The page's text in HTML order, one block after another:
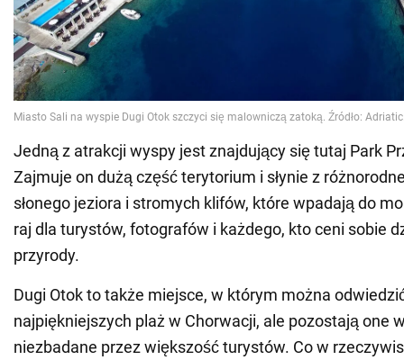
Jedną z atrakcji wyspy jest znajdujący się tutaj Park
Zajmuje on dużą część terytorium i słynie z
słonego jeziora i stromych klifów, które wpadają do
raj dla turystów, fotografów i każdego, kto ceni sobie
przyrody.
Dugi Otok to także miejsce, w którym można
najpiękniejszych plaż w Chorwacji, ale pozostają one
niezbadane przez większość turystów. Co w